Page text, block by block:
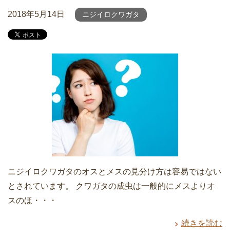
2018年5月14日 ニジイロクワガタ
ニジイロクワガタのオスとメスの見分け方は容易ではない
とされています。 クワガタの成虫は一般的にメスよりオ
スのほ・・・
続きを読む